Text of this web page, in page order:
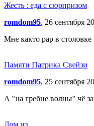
Жесть : еда с сюрпризом
romdom95, 26 сентября
Мне както рар в
Памяти Патрика Свейзи
romdom95, 25 сентября
А "на гребне волны" чё
Дом из...